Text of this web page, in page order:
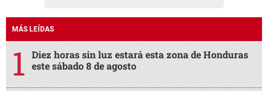
MÁS LEÍDAS
Diez horas sin luz estará esta zona de Honduras
este sábado 8 de agosto